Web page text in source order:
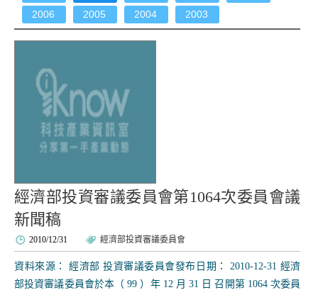
2006
2005 2004 2003
經濟部投資審議委員會第1064次委員會議
新聞稿
2010/12/31 經濟部投資審議委員會
資料來源： 經濟部 投資審議委員會發布日期： 2010-12-31 經濟
部投資審議委員會於本（ 99 ）年 12 月 31 日 召開第 1064 次委員